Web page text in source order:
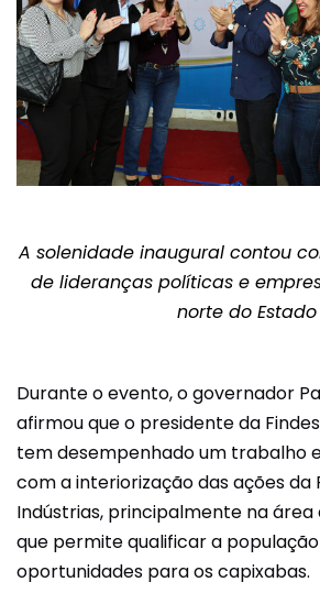
A solenidade inaugural contou
de lideranças políticas e
norte do Estado
Durante o evento, o governador
afirmou que o presidente da
tem desempenhado um trabalho
com a interiorização das ações da
Indústrias, principalmente na área
que permite qualificar a
oportunidades para os capixabas.